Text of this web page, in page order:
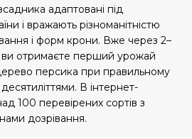
адаптовані під
і вражають різноманітністю
і форм крони. Вже через 2–
ви отримаєте перший урожай
персика при правильному
В інтернет-
100 перевірених сортів з
дозрівання.